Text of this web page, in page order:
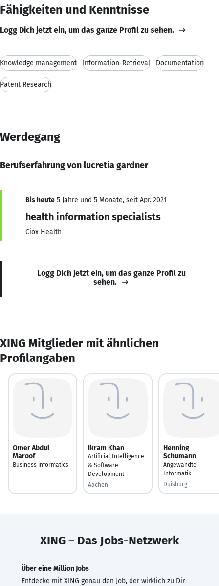
Fähigkeiten und Kenntnisse
Logg Dich jetzt ein, um das ganze Profil zu sehen.
Knowledge management Information-Retrieval Documentation
Patent Research
Werdegang
Berufserfahrung von lucretia gardner
Bis heute 5 Jahre und 5 Monate, seit Apr. 2021
health information specialists
Ciox Health
Logg Dich jetzt ein, um das ganze Profil zu
sehen.
XING Mitglieder mit ähnlichen
Profilangaben
Omer Abdul
Maroof
Business informatics
Ikram Khan
Artificial Intelligence
& Software
Development
Aachen
Henning
Schumann
Angewandte
Informatik
Duisburg
XING – Das Jobs-Netzwerk
Über eine Million Jobs
Entdecke mit XING genau den Job, der wirklich zu Dir